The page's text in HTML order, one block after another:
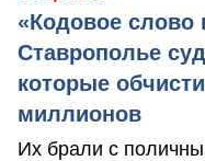
«Кодовое слово
Ставрополье
которые
миллионов
Их брали с